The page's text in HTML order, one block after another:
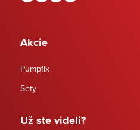
Akcie
Pumpfix
Sety
Už ste videli?